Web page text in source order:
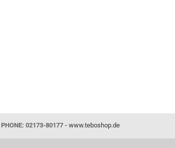
PHONE: 02173-80177 - www.teboshop.de